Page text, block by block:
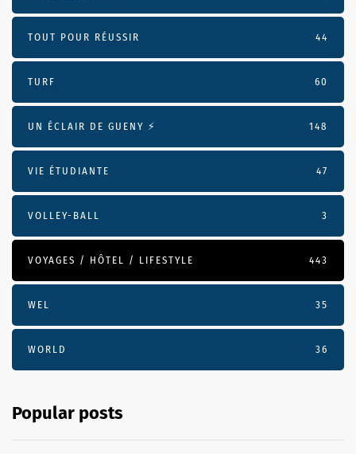
TOUT POUR RÉUSSIR 44
TURF 60
UN ÉCLAIR DE GUENY ⚡️ 148
VIE ÉTUDIANTE 47
VOLLEY-BALL 3
VOYAGES / HÔTEL / LIFESTYLE 443
WEL 35
WORLD 36
Popular posts